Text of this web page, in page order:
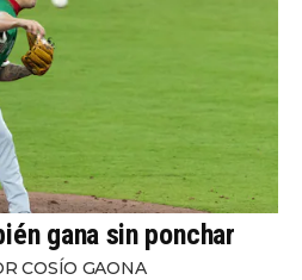
gana sin ponchar
COSÍO GAONA